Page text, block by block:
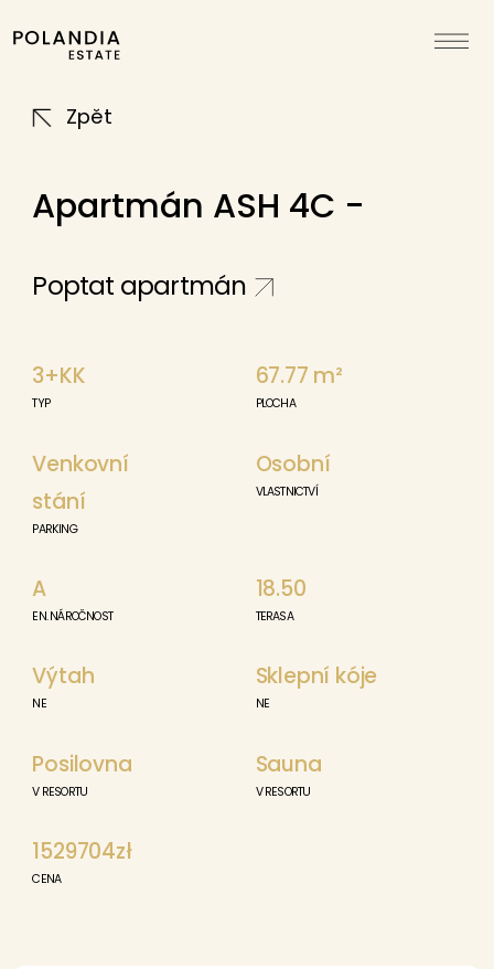
Zpět
Apartmán ASH 4C -
Poptat apartmán
3+KK
TYP
67.77 m²
PLOCHA
Venkovní
stání
PARKING
Osobní
VLASTNICTVÍ
A
EN. NÁROČNOST
18.50
TERASA
Výtah
NE
Sklepní kóje
NE
Posilovna
V RESORTU
Sauna
V RESORTU
1529704zł
CENA